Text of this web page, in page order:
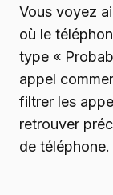
Vous voyez
où le
type «
appel
filtrer les
retrouver
de téléphone.